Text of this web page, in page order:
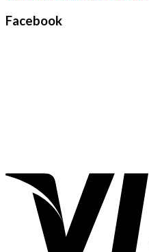
Facebook